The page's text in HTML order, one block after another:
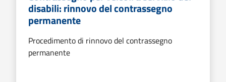
disabili: rinnovo del contrassegno
permanente
Procedimento di rinnovo del contrassegno
permanente